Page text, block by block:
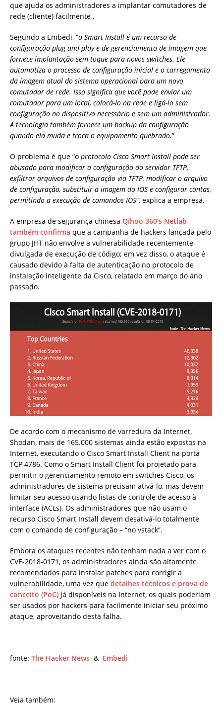
que ajuda os administradores a implantar comutadores de
rede (cliente) facilmente .
Segundo a Embedi, “o Smart Install é um recurso de
configuração plug-and-play e de gerenciamento de imagem que
fornece implantação sem toque para novos switches. Ele
automatiza o processo de configuração inicial e o carregamento
da imagem atual do sistema operacional para um novo
comutador de rede. Isso significa que você pode enviar um
comutador para um local, colocá-lo na rede e ligá-lo sem
configuração no dispositivo necessário e sem um administrador.
A tecnologia também fornece um backup da configuração
quando ela muda e troca o equipamento quebrado.”
O problema é que “o protocolo Cisco Smart Install pode ser
abusado para modificar a configuração do servidor TFTP,
exfiltrar arquivos de configuração via TFTP, modificar o arquivo
de configuração, substituir a imagem do IOS e configurar contas,
permitindo a execução de comandos IOS“, explica a empresa.
A empresa de segurança chinesa Qihoo 360’s Netlab
também confirma que a campanha de hackers lançada pelo
grupo JHT não envolve a vulnerabilidade recentemente
divulgada de execução de código; em vez disso, o ataque é
causado devido à falta de autenticação no protocolo de
instalação inteligente da Cisco, relatado em março do ano
passado.
De acordo com o mecanismo de varredura da Internet,
Shodan, mais de 165.000 sistemas ainda estão expostos na
Internet, executando o Cisco Smart Install Client na porta
TCP 4786. Como o Smart Install Client foi projetado para
permitir o gerenciamento remoto em switches Cisco, os
administradores de sistema precisam ativá-lo, mas devem
limitar seu acesso usando listas de controle de acesso à
interface (ACLs). Os administradores que não usam o
recurso Cisco Smart Install devem desativá-lo totalmente
com o comando de configuração – “no vstack”.
Embora os ataques recentes não tenham nada a ver com o
CVE-2018-0171, os administradores ainda são altamente
recomendados para instalar patches para corrigir a
vulnerabilidade, uma vez que detalhes técnicos e prova de
conceito (PoC) já disponíveis na Internet, os quais poderiam
ser usados por hackers para facilmente iniciar seu próximo
ataque, aproveitando desta falha.
fonte: The Hacker News & Embedi
Veja também: